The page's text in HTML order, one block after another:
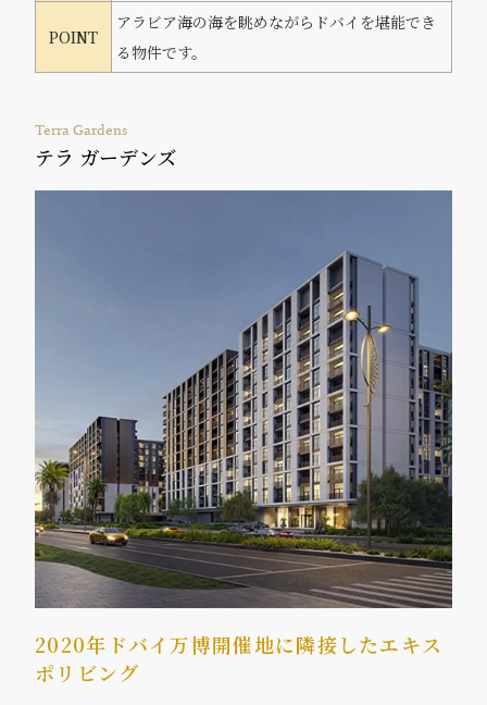
POINT
アラビア海の海を眺めながらドバイを堪能でき
る物件です。
Terra Gardens
テラ ガーデンズ
2020年ドバイ万博開催地に隣接したエキス
ポリビング